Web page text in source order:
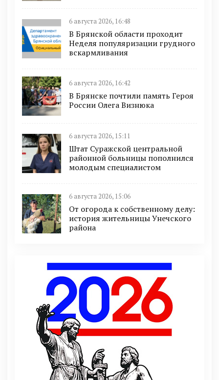
6 августа 2026, 16:48
В Брянской области проходит
Неделя популяризации грудного
вскармливания
6 августа 2026, 16:42
В Брянске почтили память Героя
России Олега Визнюка
6 августа 2026, 15:11
Штат Суражской центральной
районной больницы пополнился
молодым специалистом
6 августа 2026, 15:06
От огорода к собственному делу:
история жительницы Унечского
района